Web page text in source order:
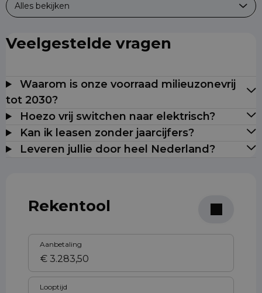
Alles bekijken
Veelgestelde vragen
Waarom is onze voorraad milieuzonevrij
tot 2030?
Hoezo vrij switchen naar elektrisch?
Kan ik leasen zonder jaarcijfers?
Leveren jullie door heel Nederland?
Rekentool
Aanbetaling
Looptijd